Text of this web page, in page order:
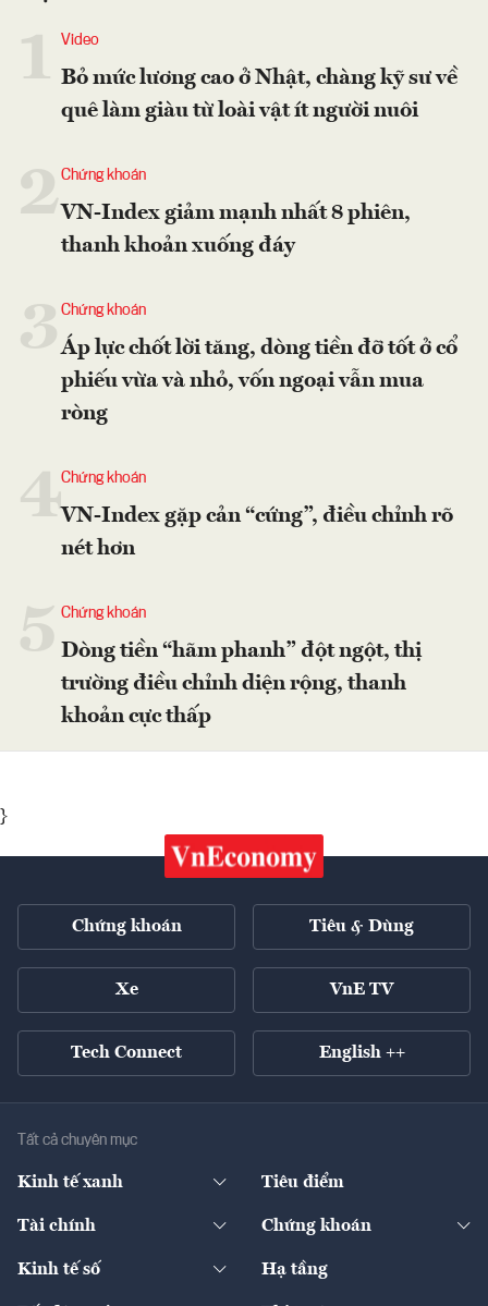
Video
Bỏ mức lương cao ở Nhật, chàng kỹ sư về
quê làm giàu từ loài vật ít người nuôi
2Chứng khoán
VN-Index giảm mạnh nhất 8 phiên,
thanh khoản xuống đáy
Chứng khoán
Áp lực chốt lời tăng, dòng tiền đỡ tốt ở cổ
phiếu vừa và nhỏ, vốn ngoại vẫn mua
ròng
4Chứng khoán
VN-Index gặp cản “cứng”, điều chỉnh rõ
nét hơn
Chứng khoán
Dòng tiền “hãm phanh” đột ngột, thị
trường điều chỉnh diện rộng, thanh
khoản cực thấp
}
Chứng khoán Tiêu & Dùng
Xe VnE TV
Tech Connect English ++
Tất cả chuyên mục
Kinh tế xanh Tiêu điểm
Tài chính
Ngân hàng
Chứng khoán
Doanh nghiệp niêm yết
Kinh tế số
Sản phẩm - Thị trường
Hạ tầng